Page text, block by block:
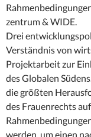
zentrum & WIDE.
Drei
Verständnis von
Projektarbeit zur
des Globalen
die größten
des Frauenrechts
werden, um einen